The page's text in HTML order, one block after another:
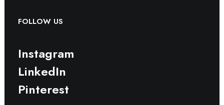
FOLLOW US
Instagram
LinkedIn
Pinterest